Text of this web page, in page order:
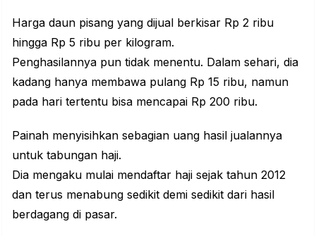
Harga daun pisang yang dijual berkisar Rp 2 ribu
hingga Rp 5 ribu per kilogram.
Penghasilannya pun tidak menentu. Dalam sehari, dia
kadang hanya membawa pulang Rp 15 ribu, namun
pada hari tertentu bisa mencapai Rp 200 ribu.
Painah menyisihkan sebagian uang hasil jualannya
untuk tabungan haji.
Dia mengaku mulai mendaftar haji sejak tahun 2012
dan terus menabung sedikit demi sedikit dari hasil
berdagang di pasar.